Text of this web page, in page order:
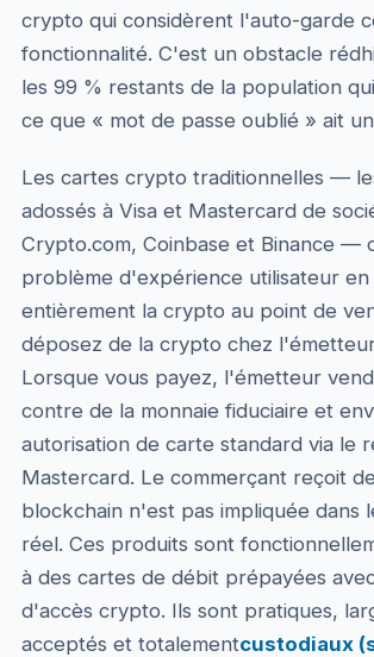
crypto qui considèrent l'auto-garde
fonctionnalité. C'est un obstacle
les 99 % restants de la population
ce que « mot de passe oublié » ait
Les cartes crypto traditionnelles —
adossés à Visa et Mastercard de
Crypto.com, Coinbase et Binance —
problème d'expérience utilisateur
entièrement la crypto au point de
déposez de la crypto chez
Lorsque vous payez, l'émetteur
contre de la monnaie fiduciaire et
autorisation de carte standard via le
Mastercard. Le commerçant reçoit
blockchain n'est pas impliquée dans
réel. Ces produits sont
à des cartes de débit prépayées
d'accès crypto. Ils sont pratiques,
acceptés et totalementcustodiaux